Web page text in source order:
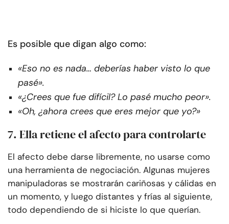
Es posible que digan algo como:
«Eso no es nada… deberías haber visto lo que
pasé».
«¿Crees que fue difícil? Lo pasé mucho peor».
«Oh, ¿ahora crees que eres mejor que yo?»
7. Ella retiene el afecto para controlarte
El afecto debe darse libremente, no usarse como
una herramienta de negociación. Algunas mujeres
manipuladoras se mostrarán cariñosas y cálidas en
un momento, y luego distantes y frías al siguiente,
todo dependiendo de si hiciste lo que querían.